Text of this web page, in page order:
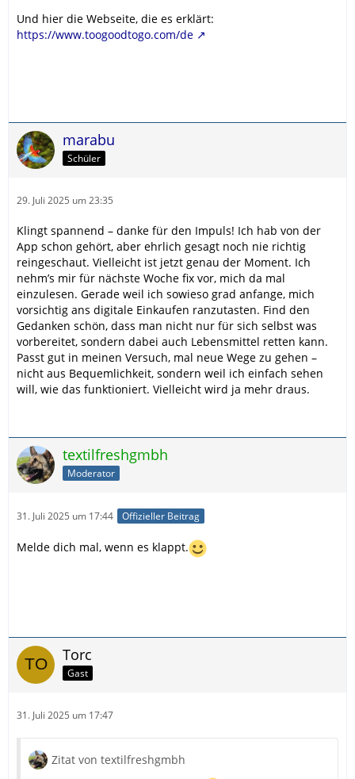
Und hier die Webseite, die es erklärt:
https://www.toogoodtogo.com/de
marabu
Schüler
29. Juli 2025 um 23:35
Klingt spannend – danke für den Impuls! Ich hab von der
App schon gehört, aber ehrlich gesagt noch nie richtig
reingeschaut. Vielleicht ist jetzt genau der Moment. Ich
nehm’s mir für nächste Woche fix vor, mich da mal
einzulesen. Gerade weil ich sowieso grad anfange, mich
vorsichtig ans digitale Einkaufen ranzutasten. Find den
Gedanken schön, dass man nicht nur für sich selbst was
vorbereitet, sondern dabei auch Lebensmittel retten kann.
Passt gut in meinen Versuch, mal neue Wege zu gehen –
nicht aus Bequemlichkeit, sondern weil ich einfach sehen
will, wie das funktioniert. Vielleicht wird ja mehr draus.
textilfreshgmbh
Moderator
31. Juli 2025 um 17:44 Offizieller Beitrag
Melde dich mal, wenn es klappt.
Torc
Gast
31. Juli 2025 um 17:47
Zitat von textilfreshgmbh